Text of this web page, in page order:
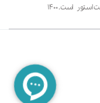
است. ۱۴۰۰